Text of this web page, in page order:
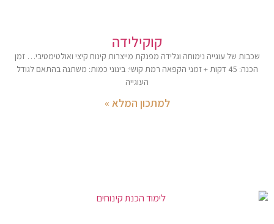
קוקילידה
שכבות של עוגייה נימוחה וגלידה מפנקת מייצרות קינוח קיצי ואולטימטיבי… זמן
הכנה: 45 דקות + זמני הקפאה רמת קושי: בינוני כמות: משתנה בהתאם לגודל
העוגייה
למתכון המלא »